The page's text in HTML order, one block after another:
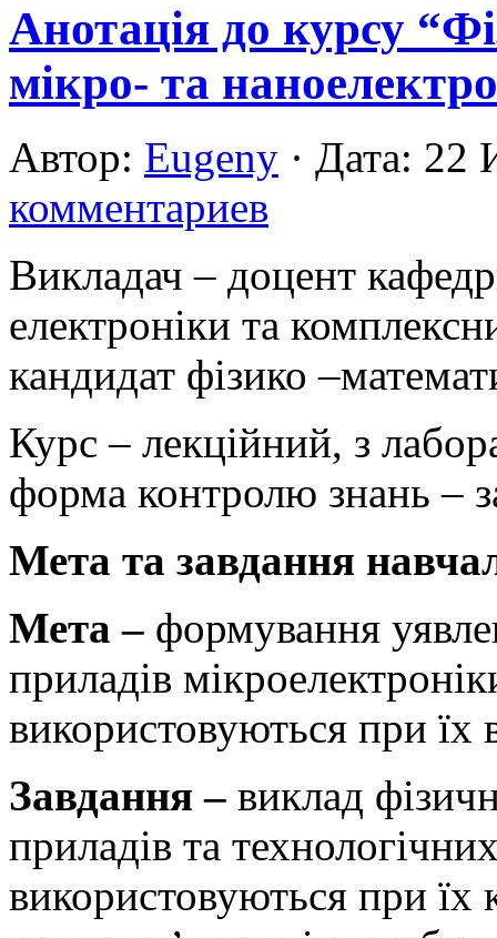
Анотація до курсу
мікро- та
Автор: Eugeny · Дата:
комментариев
Викладач – доцент
електроніки та
кандидат фізико
Курс – лекційний, з
форма контролю знань –
Мета та завдання
Мета – формування
приладів
використовуються при їх
Завдання – виклад
приладів та
використовуються при їх